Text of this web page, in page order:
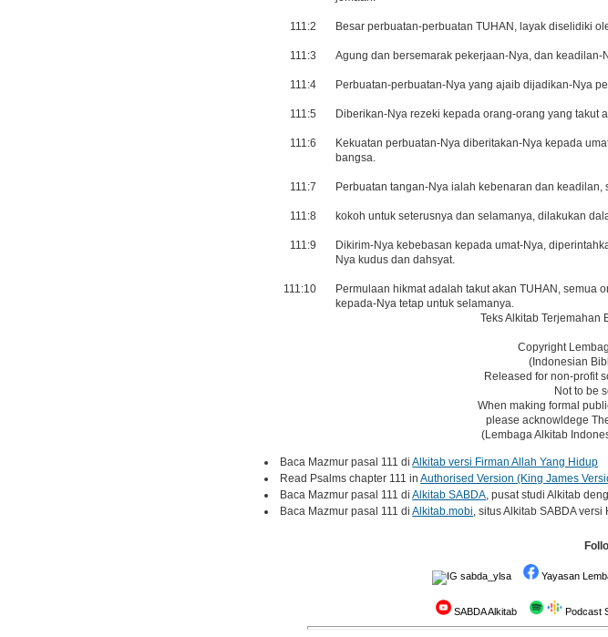
111:2 Besar perbuatan-perbuatan TUHAN, layak diselidiki
111:3 Agung dan bersemarak pekerjaan-Nya, dan keadilan-
111:4 Perbuatan-perbuatan-Nya yang ajaib dijadikan-Nya
111:5 Diberikan-Nya rezeki kepada orang-orang yang takut
111:6
Kekuatan perbuatan-Nya diberitakan-Nya kepada
bangsa.
111:7 Perbuatan tangan-Nya ialah kebenaran dan keadilan,
111:8 kokoh untuk seterusnya dan selamanya, dilakukan
111:9
Dikirim-Nya kebebasan kepada umat-Nya,
Nya kudus dan dahsyat.
111:10
Permulaan hikmat adalah takut akan TUHAN, semua
kepada-Nya tetap untuk selamanya.
Teks Alkitab Terjemahan
Copyright
(Indonesian
Released for non-profit
Not to be
When making formal
please acknowldege
(Lembaga Alkitab
Baca Mazmur pasal 111 diAlkitab versi Firman Allah Yang Hidup
Read Psalms chapter 111 inAuthorised Version (King James
Baca Mazmur pasal 111 diAlkitab SABDA, pusat studi Alkitab
Baca Mazmur pasal 111 diAlkitab.mobi, situs Alkitab SABDA versi
sabda_ylsa Yayasan
SABDA Alkitab Podcast